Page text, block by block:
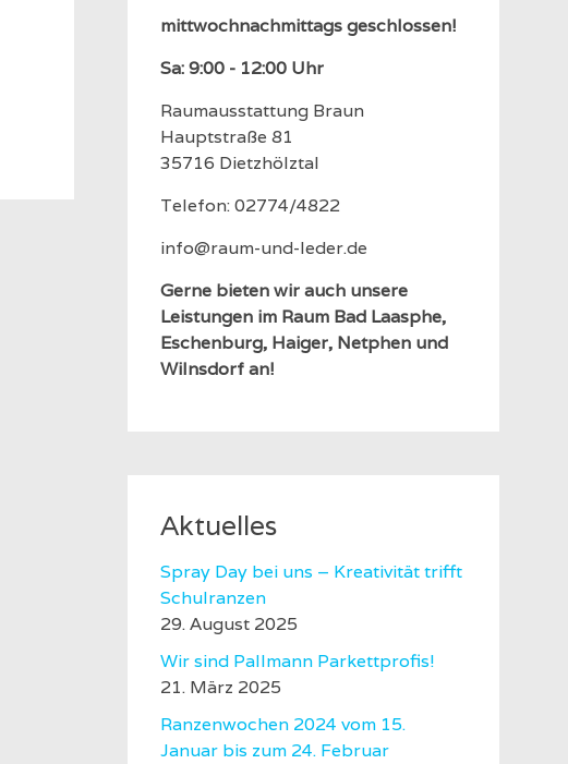
mittwochnachmittags geschlossen!
Sa: 9:00 - 12:00 Uhr
Raumausstattung Braun
Hauptstraße 81
35716 Dietzhölztal
Telefon: 02774/4822
info@raum-und-leder.de
Gerne bieten wir auch unsere
Leistungen im Raum Bad Laasphe,
Eschenburg, Haiger, Netphen und
Wilnsdorf an!
Aktuelles
Spray Day bei uns – Kreativität trifft
Schulranzen
29. August 2025
Wir sind Pallmann Parkettprofis!
21. März 2025
Ranzenwochen 2024 vom 15.
Januar bis zum 24. Februar